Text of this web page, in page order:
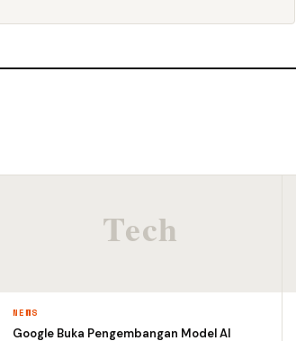
NEWS
Google Buka Pengembangan Model AI